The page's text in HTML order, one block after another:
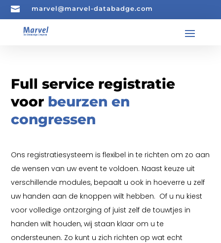
 marvel@marvel-databadge.com
Full service registratie
voor beurzen en
congressen
Ons registratiesysteem is flexibel in te richten om zo aan
de wensen van uw event te voldoen. Naast keuze uit
verschillende modules, bepaalt u ook in hoeverre u zelf
uw handen aan de knoppen wilt hebben. Of u nu kiest
voor volledige ontzorging of juist zelf de touwtjes in
handen wilt houden, wij staan klaar om u te
ondersteunen. Zo kunt u zich richten op wat echt